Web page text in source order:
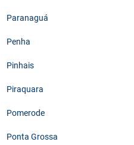
Paranaguá
Penha
Pinhais
Piraquara
Pomerode
Ponta Grossa